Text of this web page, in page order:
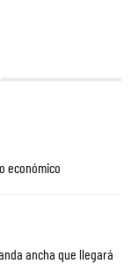
económico
ancha que llegará